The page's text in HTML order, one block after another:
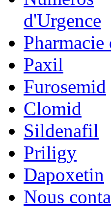
d'Urgence
Pharmacie
Paxil
Furosemid
Clomid
Sildenafil
Priligy
Dapoxetin
Nous